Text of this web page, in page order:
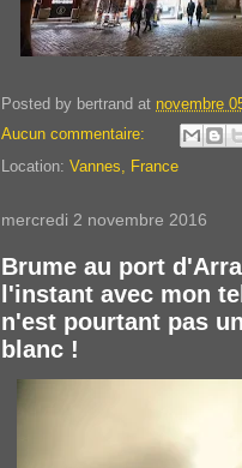
Posted by bertrand at novembre
Aucun commentaire:
Location: Vannes, France
mercredi 2 novembre 2016
Brume au port
l'instant avec mon
n'est pourtant pas
blanc !